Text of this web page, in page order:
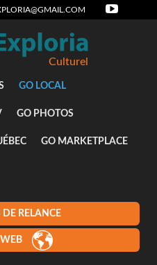
Culturel
GO LOCAL
GO PHOTOS
GO MARKETPLACE
DE RELANCE